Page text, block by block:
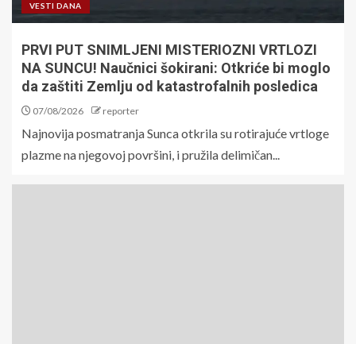
VESTI DANA
PRVI PUT SNIMLJENI MISTERIOZNI VRTLOZI
NA SUNCU! Naučnici šokirani: Otkriće bi moglo
da zaštiti Zemlju od katastrofalnih posledica
07/08/2026 reporter
Najnovija posmatranja Sunca otkrila su rotirajuće vrtloge
plazme na njegovoj površini, i pružila delimičan...